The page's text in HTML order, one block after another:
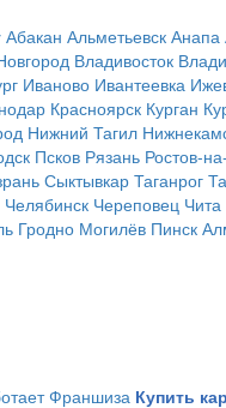
Абакан Альметьевск Анапа
Владивосток
Иваново Ивантеевка
Красноярск Курган
Нижний Тагил
Псков Рязань Ростов-
Сыктывкар Таганрог
Челябинск Череповец Чита
Гродно Могилёв Пинск
Франшиза Купить